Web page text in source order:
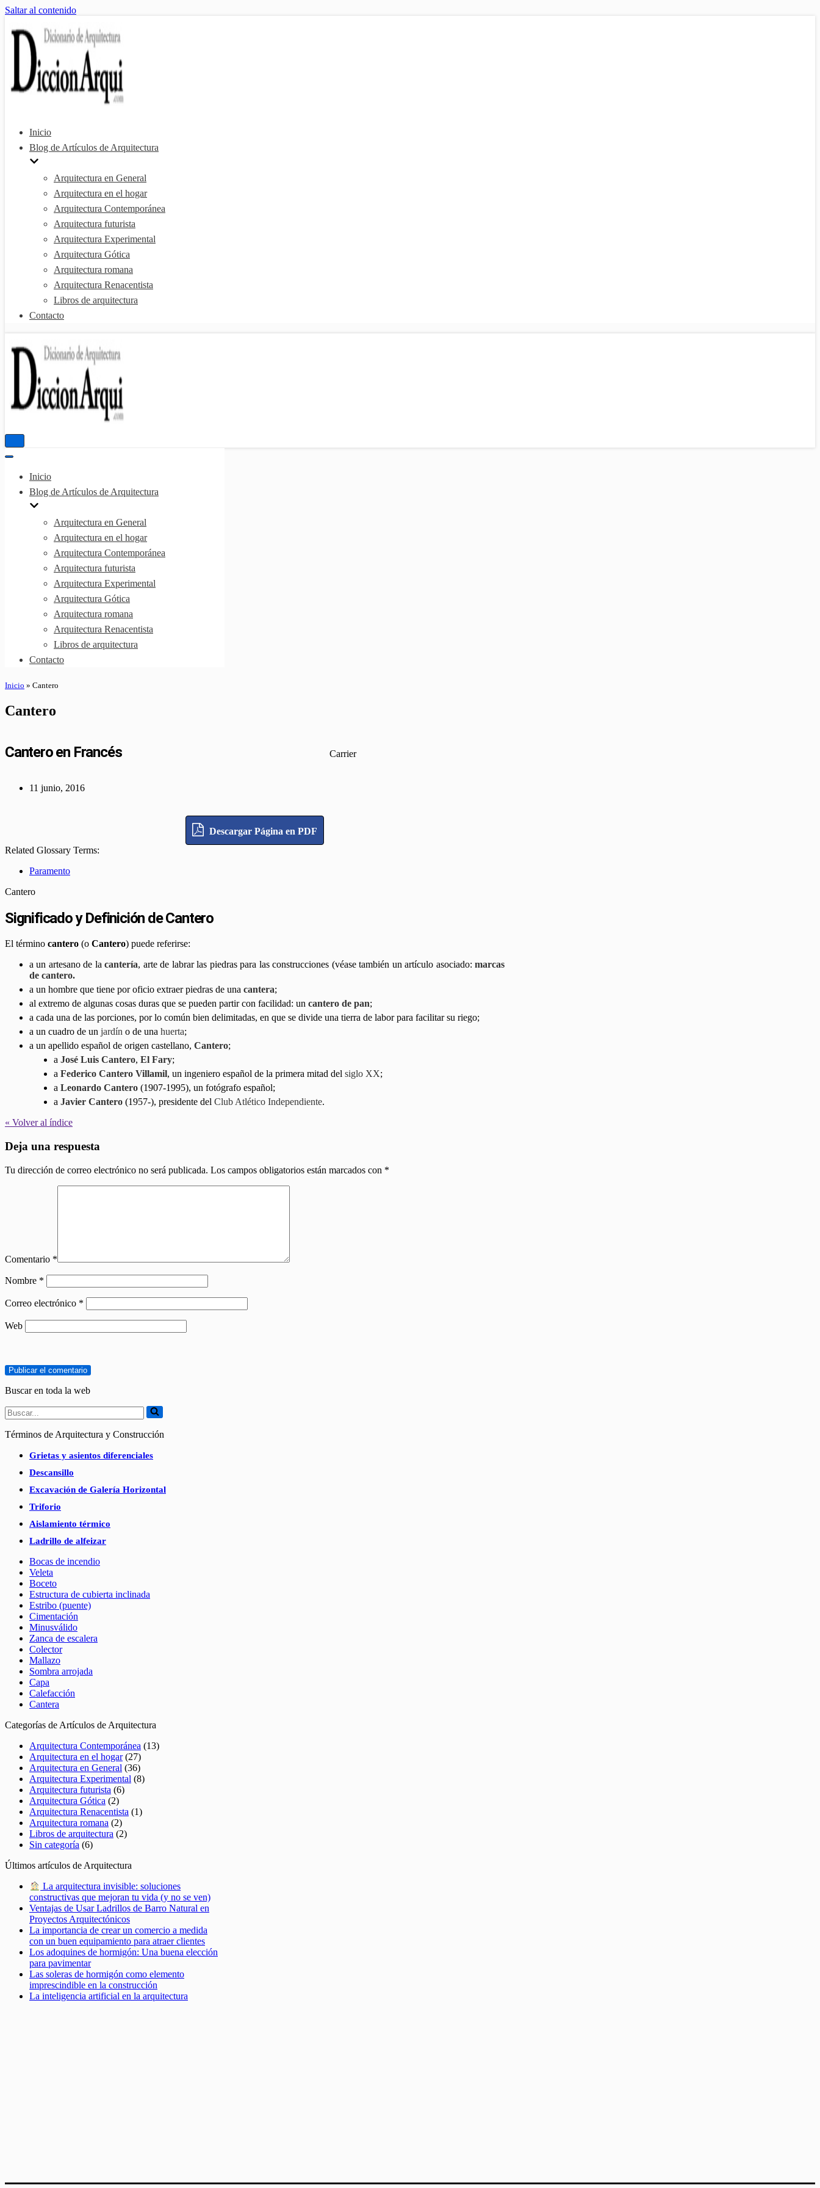
Saltar al contenido
Inicio
Blog de Artículos de Arquitectura
Arquitectura en General
Arquitectura en el hogar
Arquitectura Contemporánea
Arquitectura futurista
Arquitectura Experimental
Arquitectura Gótica
Arquitectura romana
Arquitectura Renacentista
Libros de arquitectura
Contacto
Menú
Menú
navegación
Inicio
Blog de Artículos de Arquitectura
Arquitectura en General
Arquitectura en el hogar
Arquitectura Contemporánea
Arquitectura futurista
Arquitectura Experimental
Arquitectura Gótica
Arquitectura romana
Arquitectura Renacentista
Libros de arquitectura
Contacto
Inicio » Cantero
Cantero
Cantero en Francés Carrier
11 junio, 2016
Descargar Página en PDF
Related Glossary Terms:
Paramento
Cantero
Significado y Definición de Cantero
El término cantero (o Cantero) puede referirse:
a un artesano de lacantería, arte de labrar las piedras para las construcciones (véase también un artículo asociado:marcas
de cantero.
a un hombre que tiene por oficio extraer piedras de una cantera;
al extremo de algunas cosas duras que se pueden partir con facilidad: un cantero de pan;
a cada una de las porciones, por lo común bien delimitadas, en que se divide una tierra de labor para facilitar su riego;
a un cuadro de un jardín o de una huerta;
a un apellido español de origen castellano, Cantero;
a José Luis Cantero, El Fary;
a Federico Cantero Villamil, un ingeniero español de la primera mitad del siglo XX;
a Leonardo Cantero (1907-1995), un fotógrafo español;
a Javier Cantero (1957-), presidente del Club Atlético Independiente.
« Volver al índice
Deja una respuesta
Tu dirección de correo electrónico no será publicada. Los campos obligatorios están marcados con *
Comentario *
Nombre *
Correo electrónico *
Web
Buscar en toda la web
Buscar...
Términos de Arquitectura y Construcción
Grietas y asientos diferenciales
Descansillo
Excavación de Galería Horizontal
Triforio
Aislamiento térmico
Ladrillo de alfeizar
Bocas de incendio
Veleta
Boceto
Estructura de cubierta inclinada
Estribo (puente)
Cimentación
Minusválido
Zanca de escalera
Colector
Mallazo
Sombra arrojada
Capa
Calefacción
Cantera
Categorías de Artículos de Arquitectura
Arquitectura Contemporánea (13)
Arquitectura en el hogar(27)
Arquitectura en General (36)
Arquitectura Experimental (8)
Arquitectura futurista (6)
Arquitectura Gótica (2)
Arquitectura Renacentista (1)
Arquitectura romana (2)
Libros de arquitectura (2)
Sin categoría (6)
Últimos artículos de Arquitectura
La arquitectura invisible: soluciones
constructivas que mejoran tu vida (y no se ven)
Ventajas de Usar Ladrillos de Barro Natural en
Proyectos Arquitectónicos
La importancia de crear un comercio a medida
con un buen equipamiento para atraer clientes
Los adoquines de hormigón: Una buena elección
para pavimentar
Las soleras de hormigón como elemento
imprescindible en la construcción
La inteligencia artificial en la arquitectura